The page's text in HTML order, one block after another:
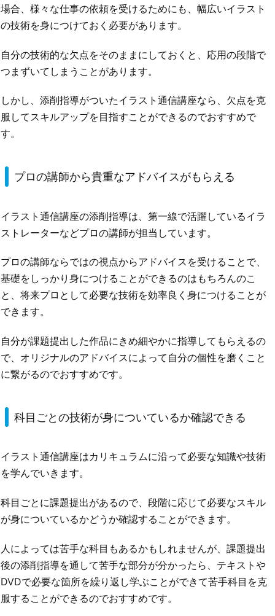
場合、様々な仕事の依頼を受けるためにも、幅広いイラスト
の技術を身につけておく必要があります。
自分の技術的な欠点をそのままにしておくと、応用の段階で
つまずいてしまうことがあります。
しかし、添削指導がついたイラスト通信講座なら、欠点を克
服してスキルアップを目指すことができるのでおすすめで
す。
プロの講師から貴重なアドバイスがもらえる
イラスト通信講座の添削指導は、第一線で活躍しているイラ
ストレーターなどプロの講師が担当しています。
プロの講師ならではの視点からアドバイスを受けることで、
基礎をしっかり身につけることができるのはもちろんのこ
と、将来プロとして必要な技術を効率良く身につけることが
できます。
自分が課題提出した作品にきめ細やかに指導してもらえるの
で、オリジナルのアドバイスによって自分の個性を磨くこと
に繋がるのでおすすめです。
科目ごとの技術が身についているか確認できる
イラスト通信講座はカリキュラムに沿って必要な知識や技術
を学んでいきます。
科目ごとに課題提出があるので、段階に応じて必要なスキル
が身についているかどうか確認することができます。
人によっては苦手な科目もあるかもしれませんが、課題提出
後の添削指導を通して苦手な部分が分かったら、テキストや
DVDで必要な箇所を繰り返し学ぶことができて苦手科目を克
服することができるのでおすすめです。